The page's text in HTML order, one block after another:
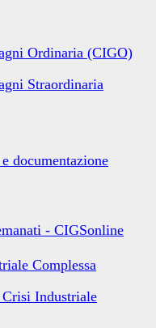
Ordinaria (CIGO)
Straordinaria
documentazione
- CIGSonline
Complessa
Industriale